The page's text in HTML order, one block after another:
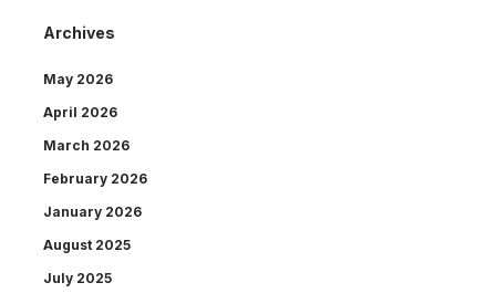
Archives
May 2026
April 2026
March 2026
February 2026
January 2026
August 2025
July 2025